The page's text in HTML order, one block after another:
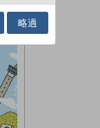
略過